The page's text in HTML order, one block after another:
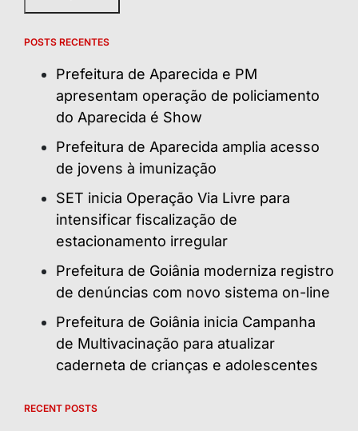
POSTS RECENTES
Prefeitura de Aparecida e PM
apresentam operação de policiamento
do Aparecida é Show
Prefeitura de Aparecida amplia acesso
de jovens à imunização
SET inicia Operação Via Livre para
intensificar fiscalização de
estacionamento irregular
Prefeitura de Goiânia moderniza registro
de denúncias com novo sistema on-line
Prefeitura de Goiânia inicia Campanha
de Multivacinação para atualizar
caderneta de crianças e adolescentes
RECENT POSTS